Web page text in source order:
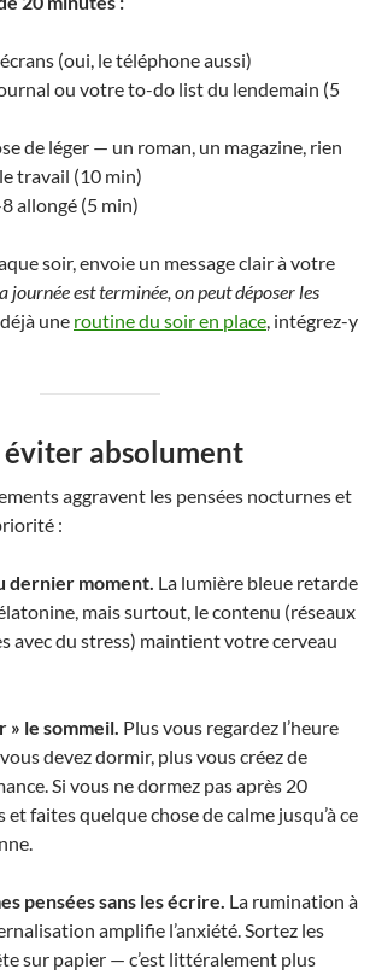
(oui, le téléphone aussi)
ou votre to-do list du lendemain (5
de léger — un roman, un magazine, rien
travail (10 min)
allongé (5 min)
soir, envoie un message clair à votre
journée est terminée, on peut déposer les
une routine du soir en place, intégrez-y
éviter absolument
aggravent les pensées nocturnes et
:
dernier moment. La lumière bleue retarde
mais surtout, le contenu (réseaux
avec du stress) maintient votre cerveau
» le sommeil. Plus vous regardez l’heure
devez dormir, plus vous créez de
Si vous ne dormez pas après 20
faites quelque chose de calme jusqu’à ce
pensées sans les écrire. La rumination à
amplifie l’anxiété. Sortez les
sur papier — c’est littéralement plus